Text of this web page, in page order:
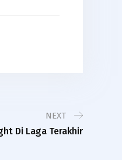
NEXT
Di Laga Terakhir